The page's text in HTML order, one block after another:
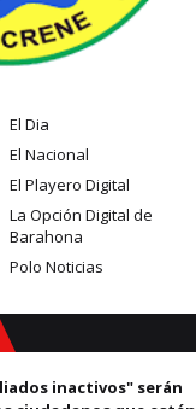
El Dia
El Nacional
El Playero Digital
La Opción Digital de
Barahona
Polo Noticias
inactivos" serán